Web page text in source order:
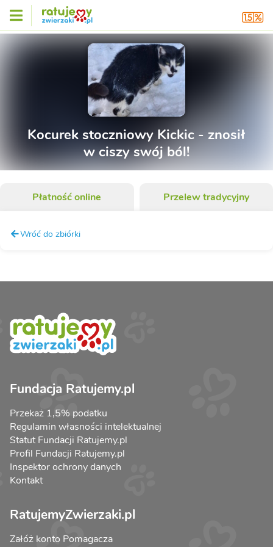
Kocurek stoczniowy Kickic - znosił
w ciszy swój ból!
Płatność online Przelew tradycyjny
Wróć do zbiórki
Fundacja Ratujemy.pl
Przekaż 1,5% podatku
Regulamin własności intelektualnej
Statut Fundacji Ratujemy.pl
Profil Fundacji Ratujemy.pl
Inspektor ochrony danych
Kontakt
RatujemyZwierzaki.pl
Załóż konto Pomagacza